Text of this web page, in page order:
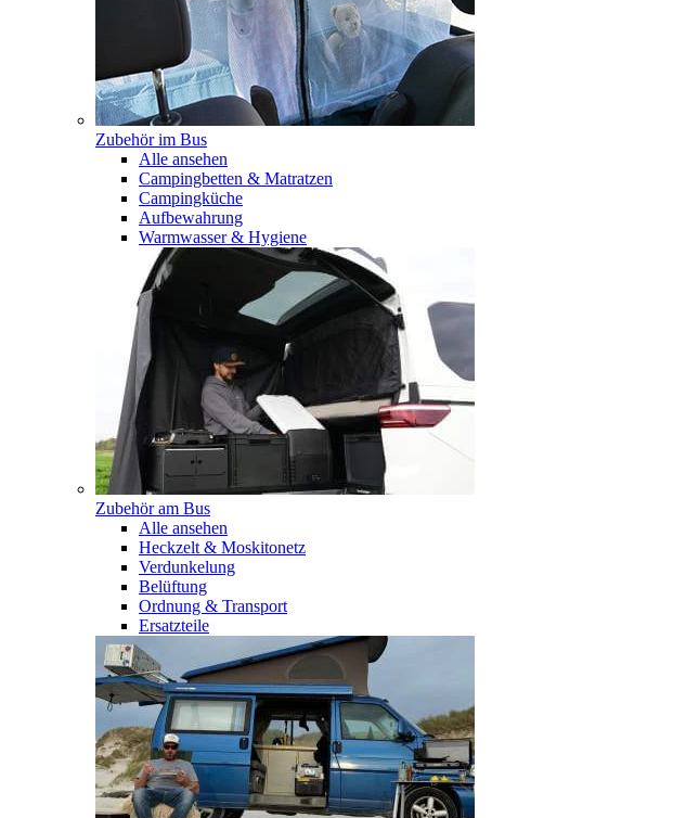
Zubehör im Bus
Alle ansehen
Campingbetten & Matratzen
Campingküche
Aufbewahrung
Warmwasser & Hygiene
Zubehör am Bus
Alle ansehen
Heckzelt & Moskitonetz
Verdunkelung
Belüftung
Ordnung & Transport
Ersatzteile